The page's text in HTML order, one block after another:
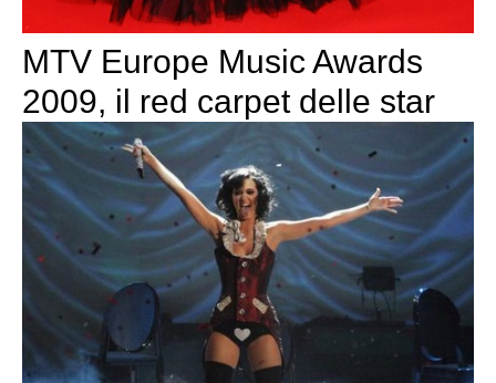
MTV Europe Music Awards
2009, il red carpet delle star